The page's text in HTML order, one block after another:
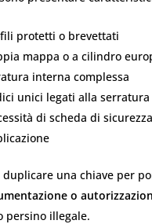
protetti o brevettati
mappa o a cilindro
interna complessa
unici legati alla serratura
di scheda di
duplicare una chiave per
o
persino illegale.